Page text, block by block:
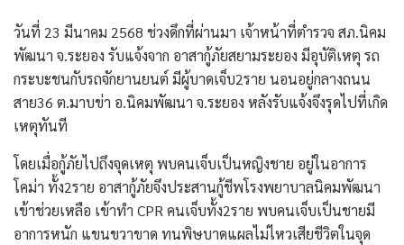
วันที่ 23 มีนาคม 2568 ช่วงดึกที่ผ่านมา เจ้าหน้าที่ตำรวจ สภ.นิคม
พัฒนา จ.ระยอง รับแจ้งจาก อาสากู้ภัยสยามระยอง มีอุบัติเหตุ รถ
กระบะชนกับรถจักยานยนต์ มีผู้บาดเจ็บ2ราย นอนอยู่กลางถนน
สาย36 ต.มาบข่า อ.นิคมพัฒนา จ.ระยอง หลังรับแจ้งจึงรุดไปที่เกิด
เหตุทันที
โดยเมื่อกู้ภัยไปถึงจุดเหตุ พบคนเจ็บเป็นหญิงชาย อยู่ในอาการ
โคม่า ทั้ง2ราย อาสากู้ภัยจึงประสานกู้ชีพโรงพยาบาลนิคมพัฒนา
เข้าช่วยเหลือ เข้าทำ CPR คนเจ็บทั้ง2ราย พบคนเจ็บเป็นชายมี
อาการหนัก แขนขวาขาด ทนพิษบาดแผลไม่ไหวเสียชีวิตในจุด